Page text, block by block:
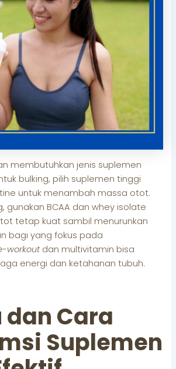
membutuhkan jenis suplemen
bulking, pilih suplemen tinggi
untuk menambah massa otot.
gunakan BCAA dan whey isolate
tetap kuat sambil menurunkan
bagi yang fokus pada
workoutdan multivitamin bisa
energi dan ketahanan tubuh.
Cara
Suplemen